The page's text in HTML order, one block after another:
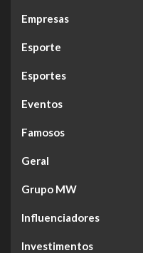
Empresas
Esporte
Esportes
Eventos
Famosos
Geral
Grupo MW
Influenciadores
Investimentos